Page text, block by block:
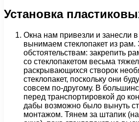
Установка
Окна нам привезли и занесли
вынимаем стеклопакет из
обстоятельствам: закрепить
со стеклопакетом весьма
раскрывающихся створок
стеклопакет, поскольку они
совсем по-другому. В
перед транспортировкой до
дабы возможно было вынуть
монтажом. Тянем за штапик